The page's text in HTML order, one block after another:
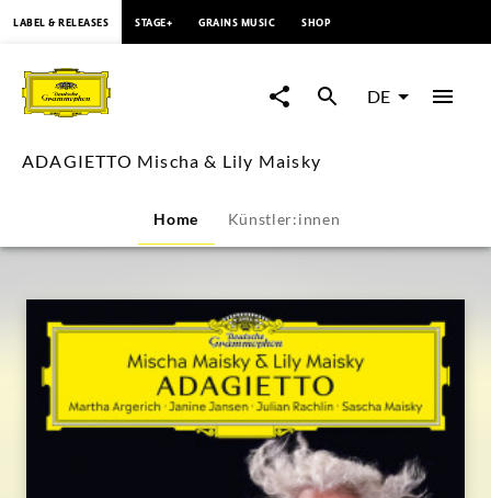
ADAGIETTO
Mischa
&
Maisky
Deutsche
Grammophon
LABEL & RELEASES STAGE+ GRAINS MUSIC SHOP
DE
ADAGIETTO Mischa & Lily Maisky
Home Künstler:innen